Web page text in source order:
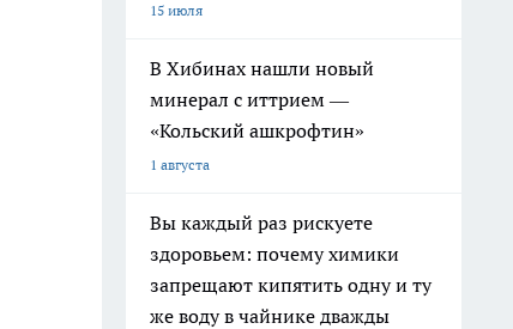
15 июля
В Хибинах нашли новый
минерал с иттрием —
«Кольский ашкрофтин»
1 августа
Вы каждый раз рискуете
здоровьем: почему химики
запрещают кипятить одну и ту
же воду в чайнике дважды